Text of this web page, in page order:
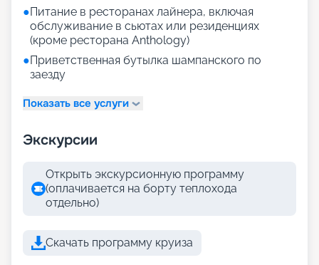
●Питание в ресторанах лайнера, включая
обслуживание в сьютах или резиденциях
(кроме ресторана Anthology)
●Приветственная бутылка шампанского по
заезду
Показать все услуги
Экскурсии
Открыть экскурсионную программу
(оплачивается на борту теплохода
отдельно)
Скачать программу круиза